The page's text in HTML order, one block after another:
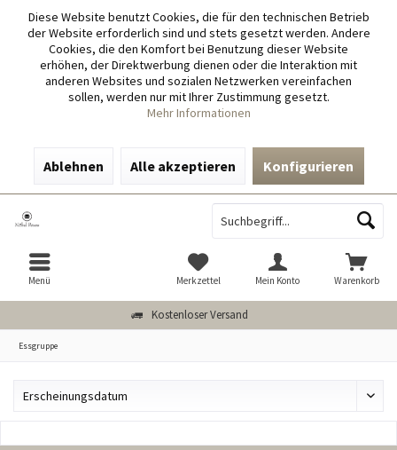
Diese Website benutzt Cookies, die für den technischen Betrieb
der Website erforderlich sind und stets gesetzt werden. Andere
Cookies, die den Komfort bei Benutzung dieser Website
erhöhen, der Direktwerbung dienen oder die Interaktion mit
anderen Websites und sozialen Netzwerken vereinfachen
sollen, werden nur mit Ihrer Zustimmung gesetzt.
Mehr Informationen
Ablehnen Alle akzeptieren Konfigurieren
Kostenloser Versand
Menü Warenkorb
Merkzettel Mein Konto
Essgruppe